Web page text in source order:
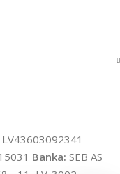
LV43603092341
Banka: SEB AS